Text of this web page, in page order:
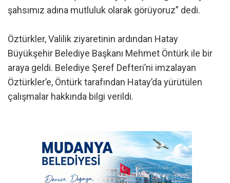
şahsımız adına mutluluk olarak görüyoruz” dedi.
Öztürkler, Valilik ziyaretinin ardından Hatay
Büyükşehir Belediye Başkanı Mehmet Öntürk ile bir
araya geldi. Belediye Şeref Defteri’ni imzalayan
Öztürkler’e, Öntürk tarafından Hatay’da yürütülen
çalışmalar hakkında bilgi verildi.